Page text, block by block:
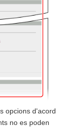
opcions d'acord
no es poden